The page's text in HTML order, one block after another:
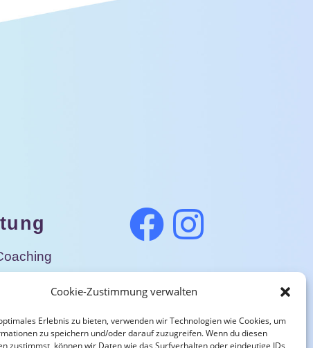
Cookie-Zustimmung verwalten
Erlebnis zu bieten, verwenden wir Technologien wie Cookies, um
zu speichern und/oder darauf zuzugreifen. Wenn du diesen
zustimmst, können wir Daten wie das Surfverhalten oder eindeutige IDs